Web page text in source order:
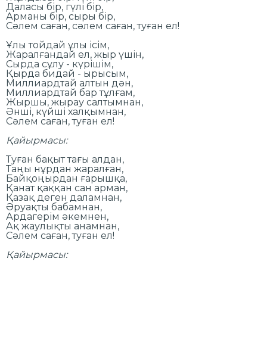
Даласы бір, гүлі бір,
Арманы бір, сыры бір,
Сәлем саған, сәлем саған, туған ел!
Ұлы тойдай ұлы ісім,
Жаралғандай ел, жыр үшін,
Сырда сұлу - күрішім,
Қырда бидай - ырысым,
Миллиардтай алтын дән,
Миллиардтай бар тұлғам,
Жыршы, жырау салтымнан,
Әнші, күйші халқымнан,
Сәлем саған, туған ел!
Қайырмасы:
Туған бақыт тағы алдан,
Таңы нұрдан жаралған,
Байқоңырдан ғарышқа,
Қанат қаққан сан арман,
Қазақ деген даламнан,
Әруақты бабамнан,
Ардагерім әкемнен,
Ақ жаулықты анамнан,
Сәлем саған, туған ел!
Қайырмасы: